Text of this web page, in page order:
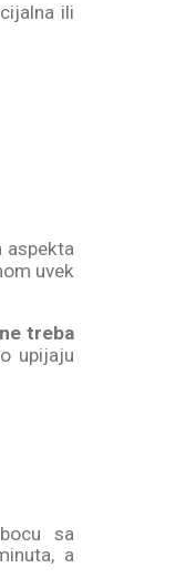
ili
aspekta
uvek
treba
upijaju
sa
a